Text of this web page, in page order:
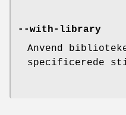
--with-library
Anvend
specificerede